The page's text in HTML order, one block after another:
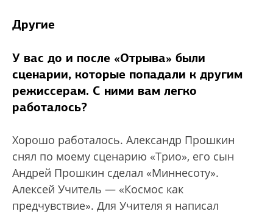
Другие
У вас до и после «Отрыва» были
сценарии, которые попадали к другим
режиссерам. С ними вам легко
работалось?
Хорошо работалось. Александр Прошкин
снял по моему сценарию «Трио», его сын
Андрей Прошкин сделал «Миннесоту».
Алексей Учитель — «Космос как
предчувствие». Для Учителя я написал